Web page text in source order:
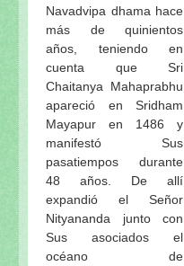
Navadvipa dhama hace
más de quinientos
años, teniendo en
cuenta que Sri
Chaitanya Mahaprabhu
apareció en Sridham
Mayapur en 1486 y
manifestó Sus
pasatiempos durante
48 años. De allí
expandió el Señor
Nityananda junto con
Sus asociados el
océano de